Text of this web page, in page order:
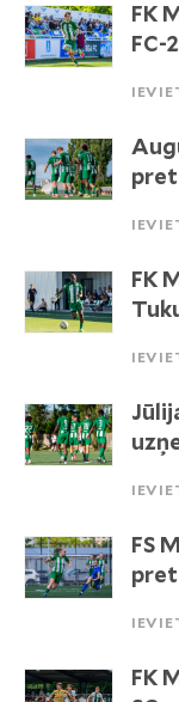
FK
FC-2
pret
FK
FS
pret
FK